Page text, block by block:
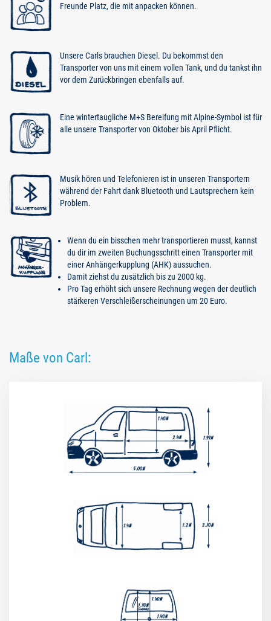
Freunde Platz, die mit anpacken können.
Unsere Carls brauchen Diesel. Du bekommst den
Transporter von uns mit einem vollen Tank, und du tankst ihn
vor dem Zurückbringen ebenfalls auf.
Eine wintertaugliche M+S Bereifung mit Alpine-Symbol ist für
alle unsere Transporter von Oktober bis April Pflicht.
Musik hören und Telefonieren ist in unseren Transportern
während der Fahrt dank Bluetooth und Lautsprechern kein
Problem.
Wenn du ein bisschen mehr transportieren musst, kannst
du dir im zweiten Buchungsschritt einen Transporter mit
einer Anhängerkupplung (AHK) aussuchen.
Damit ziehst du zusätzlich bis zu 2000 kg.
Pro Tag erhöht sich unsere Rechnung wegen der deutlich
stärkeren Verschleißerscheinungen um 20 Euro.
Maße von Carl: